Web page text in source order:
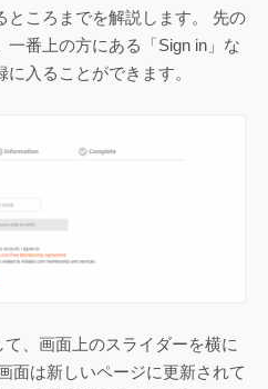
ところまでを解説します。 先の
番上の方にある「Sign in」な
入ることができます。
て、画面上のスライダーを横に
面は新しいページに更新されて